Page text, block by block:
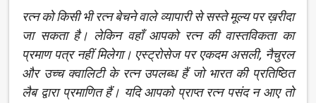
रत्न को किसी भी रत्न बेचने वाले व्यापारी से सस्ते मूल्य पर ख़रीदा
जा सकता है। लेकिन वहाँ आपको रत्न की वास्तविकता का
प्रमाण पत्र नहीं मिलेगा। एस्ट्रोसेज पर एकदम असली, नैचुरल
और उच्च क्वालिटी के रत्न उपलब्ध हैं जो भारत की प्रतिष्ठित
लैब द्वारा प्रमाणित हैं। यदि आपको प्राप्त रत्न पसंद न आए तो